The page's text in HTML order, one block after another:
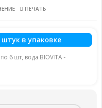
ПЕЧАТЬ
штук в упаковке
6 шт, вода BIOVITA -